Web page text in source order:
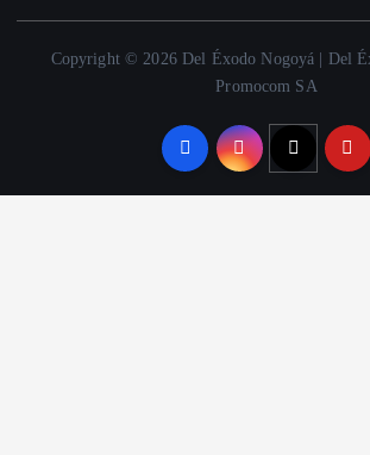
Copyright © 2026 Del Éxodo Nogoyá | Del
Promocom SA